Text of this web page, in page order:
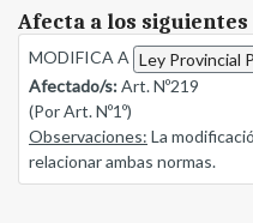
Afecta a los siguientes
MODIFICA A Ley Provincial
Afectado/s:Art. Nº219
(Por Art. Nº1º)
Observaciones: La
relacionar ambas normas.